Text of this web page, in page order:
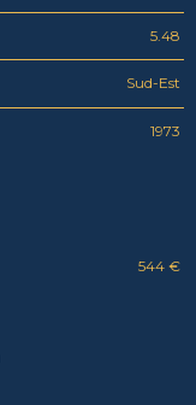
5.48
Sud-Est
1973
544 €